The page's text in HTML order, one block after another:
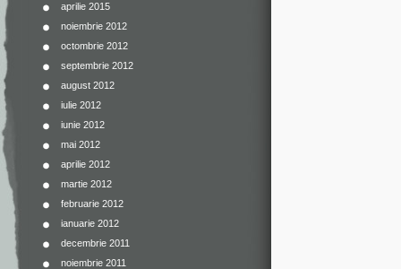
aprilie 2015
noiembrie 2012
octombrie 2012
septembrie 2012
august 2012
iulie 2012
iunie 2012
mai 2012
aprilie 2012
martie 2012
februarie 2012
ianuarie 2012
decembrie 2011
noiembrie 2011